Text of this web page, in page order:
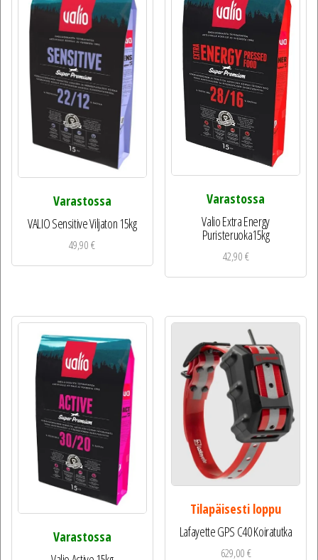
Varastossa
VALIO Sensitive Viljaton 15kg
49,90€
Varastossa
Valio Extra Energy
Puristeruoka15kg
42,90€
Varastossa
Tilapäisesti loppu
Lafayette GPS C40 Koiratutka
629,00€